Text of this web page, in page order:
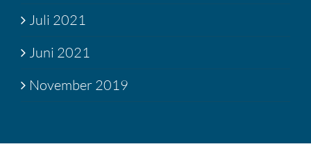
Juli 2021
Juni 2021
November 2019